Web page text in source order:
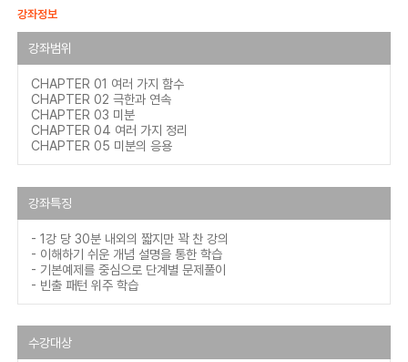
강좌정보
강좌범위
CHAPTER 01 여러 가지 함수
CHAPTER 02 극한과 연속
CHAPTER 03 미분
CHAPTER 04 여러 가지 정리
CHAPTER 05 미분의 응용
강좌특징
- 1강 당 30분 내외의 짧지만 꽉 찬 강의
- 이해하기 쉬운 개념 설명을 통한 학습
- 기본예제를 중심으로 단계별 문제풀이
- 빈출 패턴 위주 학습
수강대상